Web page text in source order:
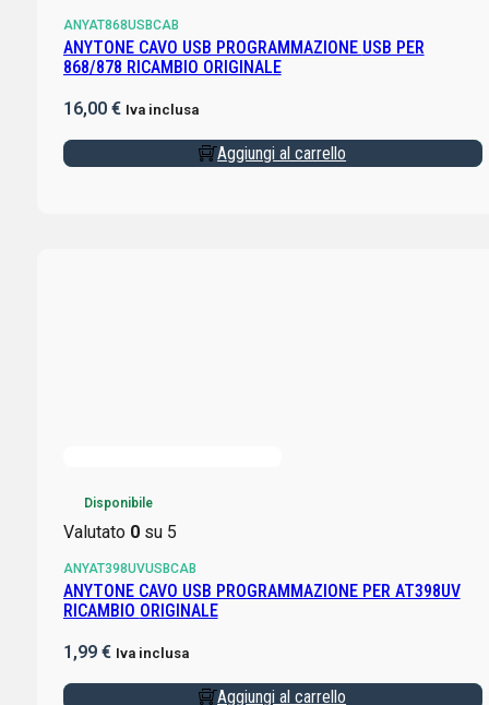
ANYAT868USBCAB
ANYTONE CAVO USB PROGRAMMAZIONE USB PER
868/878 RICAMBIO ORIGINALE
16,00 € Iva inclusa
Aggiungi al carrello
Disponibile
Valutato 0su 5
ANYAT398UVUSBCAB
ANYTONE CAVO USB PROGRAMMAZIONE PER AT398UV
RICAMBIO ORIGINALE
1,99 € Iva inclusa
Aggiungi al carrello